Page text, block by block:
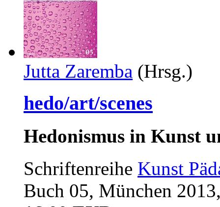
Jutta Zaremba (Hrsg.)
hedo/art/scenes
Hedonismus in Kunst
Schriftenreihe Kunst
Buch 05, München